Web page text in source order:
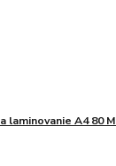
laminovanie A4 80